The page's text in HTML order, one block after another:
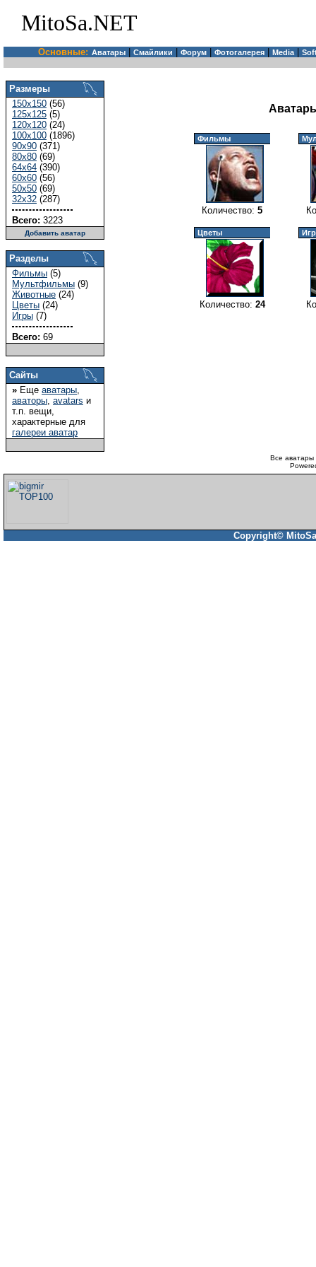
MitoSa.NET
Основные: Аватары Смайлики Форум Фотогалерея Media|
Размеры
150x150 (56)
125x125 (5)
120x120 (24)
100x100 (1896)
90x90 (371)
80x80 (69)
64x64 (390)
60x60 (56)
50x50 (69)
32x32 (287)
Всего: 3223
Добавить аватар
Разделы
Фильмы (5)
Мультфильмы (9)
Животные (24)
Цветы (24)
Игры (7)
Всего: 69
Сайты
» Еще аватары,
аваторы, avatars и
т.п. вещи,
характерные для
галереи аватар
Фильмы
Количество: 5
Цветы
Количество: 24
Все аватары
Copyright©